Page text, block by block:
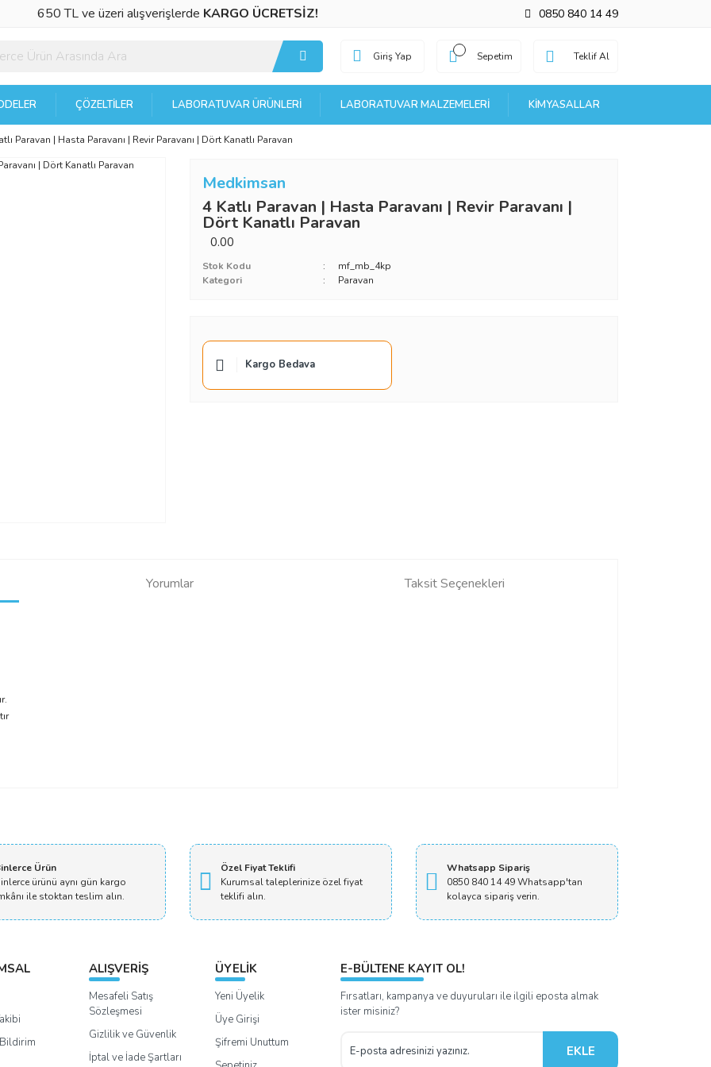
650 TL ve üzeri alışverişlerde KARGO ÜCRETSİZ! 0850 840 14 49
Giriş Yap Sepetim Teklif Al
ÇÖZELTILER LABORATUVAR ÜRÜNLERI LABORATUVAR MALZEMELERI KIMYASALLAR
Paravan | Hasta Paravanı | Revir Paravanı | Dört Kanatlı Paravan
Medkimsan
4 Katlı Paravan | Hasta Paravanı | Revir Paravanı |
Dört Kanatlı Paravan
0.00
Stok Kodu
mf_mb_4kp
Kategori
Paravan
Kargo Bedava
Yorumlar Taksit Seçenekleri
Ürün
ürünü aynı gün kargo
ile stoktan teslim alın.
Özel Fiyat Teklifi
Kurumsal taleplerinize özel fiyat
teklifi alın.
Whatsapp Sipariş
0850 840 14 49 Whatsapp'tan
kolayca sipariş verin.
ALIŞVERİŞ
Mesafeli Satış
Sözleşmesi
Gizlilik ve Güvenlik
İptal ve İade Şartları
ÜYELİK
Yeni Üyelik
Üye Girişi
Şifremi Unuttum
E-BÜLTENE KAYIT OL!
Fırsatları, kampanya ve duyuruları ile ilgili eposta almak
ister misiniz?
EKLE